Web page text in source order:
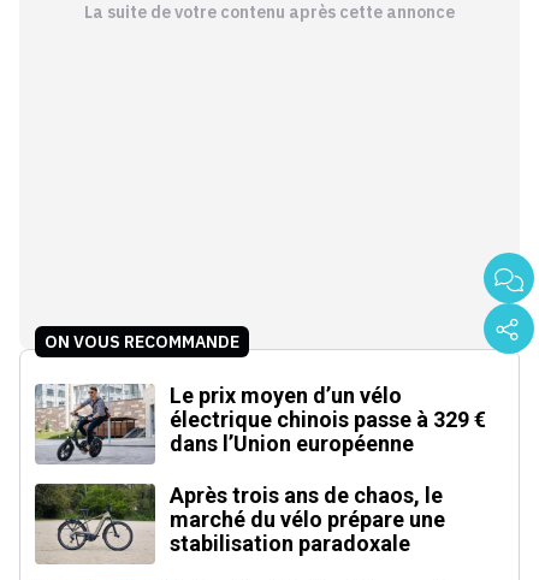
La suite de votre contenu après cette annonce
ON VOUS RECOMMANDE
Le prix moyen d’un vélo
électrique chinois passe à 329 €
dans l’Union européenne
Après trois ans de chaos, le
marché du vélo prépare une
stabilisation paradoxale